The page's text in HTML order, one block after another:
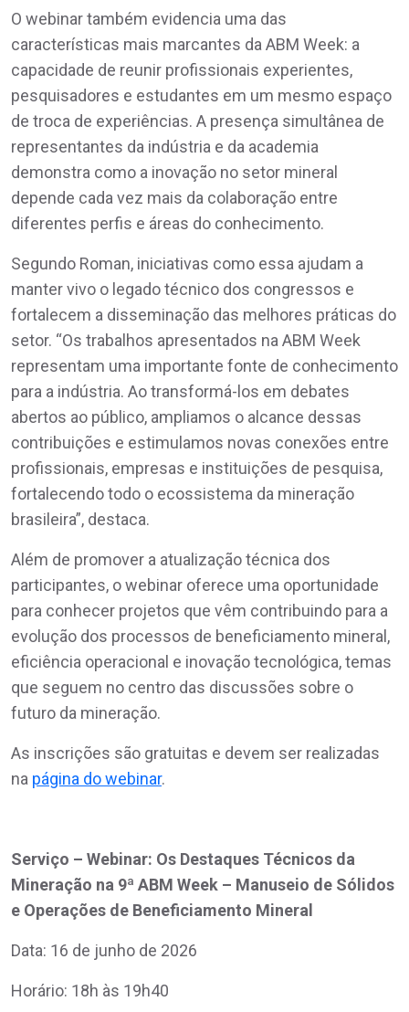
O webinar também evidencia uma das
características mais marcantes da ABM Week: a
capacidade de reunir profissionais experientes,
pesquisadores e estudantes em um mesmo espaço
de troca de experiências. A presença simultânea de
representantes da indústria e da academia
demonstra como a inovação no setor mineral
depende cada vez mais da colaboração entre
diferentes perfis e áreas do conhecimento.
Segundo Roman, iniciativas como essa ajudam a
manter vivo o legado técnico dos congressos e
fortalecem a disseminação das melhores práticas do
setor. “Os trabalhos apresentados na ABM Week
representam uma importante fonte de conhecimento
para a indústria. Ao transformá-los em debates
abertos ao público, ampliamos o alcance dessas
contribuições e estimulamos novas conexões entre
profissionais, empresas e instituições de pesquisa,
fortalecendo todo o ecossistema da mineração
brasileira”, destaca.
Além de promover a atualização técnica dos
participantes, o webinar oferece uma oportunidade
para conhecer projetos que vêm contribuindo para a
evolução dos processos de beneficiamento mineral,
eficiência operacional e inovação tecnológica, temas
que seguem no centro das discussões sobre o
futuro da mineração.
As inscrições são gratuitas e devem ser realizadas
na página do webinar.
Serviço – Webinar: Os Destaques Técnicos da
Mineração na 9ª ABM Week – Manuseio de Sólidos
e Operações de Beneficiamento Mineral
Data: 16 de junho de 2026
Horário: 18h às 19h40